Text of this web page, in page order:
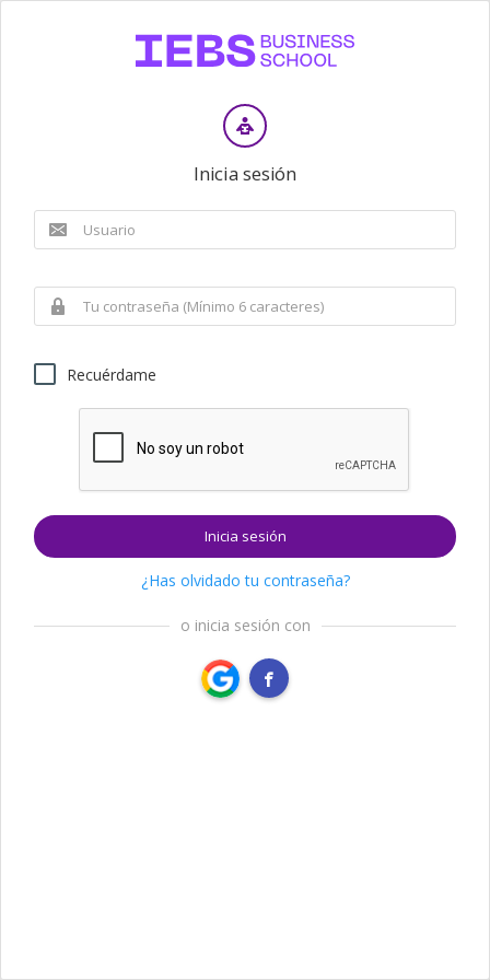
Inicia sesión
Recuérdame
Inicia sesión
¿Has olvidado tu contraseña?
o inicia sesión con